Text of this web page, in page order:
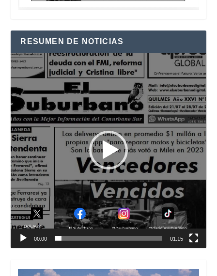
RESUMEN DE NOTICIAS
Reproductor
de
vídeo
00:00 01:15